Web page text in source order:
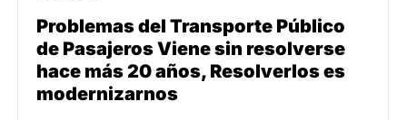
Problemas del Transporte Público
de Pasajeros Viene sin resolverse
hace más 20 años, Resolverlos es
modernizarnos